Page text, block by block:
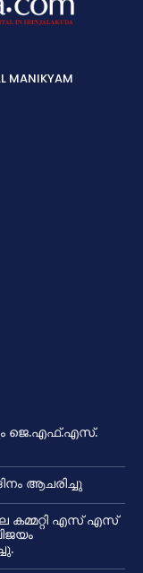
MANIKYAM
ജെ.എഫ്.എസ്.
ആചരിച്ചു
കമ്മറ്റി എസ് എസ്